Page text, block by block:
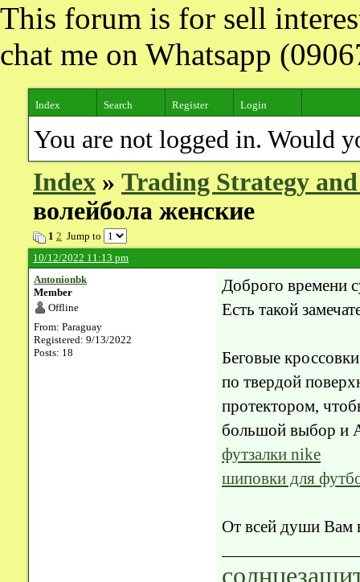
This forum is for sell
chat me on Whatsapp
Index Search Register Login
You are not logged in. Would
Index » Trading Strategy
волейбола женские
1 2 Jump to
10/12/2022 11:13 pm
Antonionbk
Member
Offline
From: Paraguay
Registered: 9/13/2022
Posts: 18
Доброго времени
Есть такой
Беговые
по твердой
протектором,
большой выбор и
футзалки nike
шиповки для
От всей души Вам